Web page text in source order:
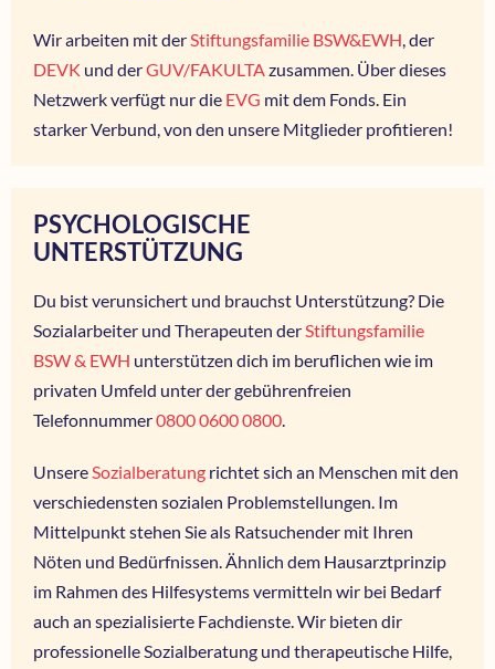
Wir arbeiten mit derStiftungsfamilie BSW&EWH, der
DEVK und derGUV/FAKULTAzusammen. Über dieses
Netzwerk verfügt nur die EVG mit dem Fonds. Ein
starker Verbund, von den unsere Mitglieder profitieren!
PSYCHOLOGISCHE
UNTERSTÜTZUNG
Du bist verunsichert und brauchst Unterstützung? Die
Sozialarbeiter und Therapeuten derStiftungsfamilie
BSW & EWH unterstützen dich im beruflichen wie im
privaten Umfeld unter der gebührenfreien
Telefonnummer0800 0600 0800.
UnsereSozialberatung richtet sich an Menschen mit den
verschiedensten sozialen Problemstellungen. Im
Mittelpunkt stehen Sie als Ratsuchender mit Ihren
Nöten und Bedürfnissen. Ähnlich dem Hausarztprinzip
im Rahmen des Hilfesystems vermitteln wir bei Bedarf
auch an spezialisierte Fachdienste. Wir bieten dir
professionelle Sozialberatung und therapeutische Hilfe,